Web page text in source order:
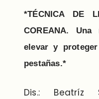
*TÉCNICA DE
COREANA.
elevar y
pestañas.*
Dis.: Beatríz